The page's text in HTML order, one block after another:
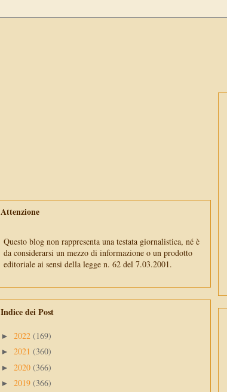
Attenzione
Questo blog non rappresenta una testata giornalistica, né è
da considerarsi un mezzo di informazione o un prodotto
editoriale ai sensi della legge n. 62 del 7.03.2001.
Indice dei Post
► 2022 (169)
► 2021 (360)
► 2020 (366)
► 2019 (366)